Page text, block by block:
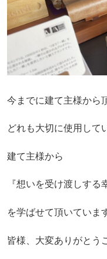
今までに建て主様から
どれも大切に使用して
建て主様から
『想いを受け渡しする
を学ばせて頂いていま
皆様、大変ありがとう